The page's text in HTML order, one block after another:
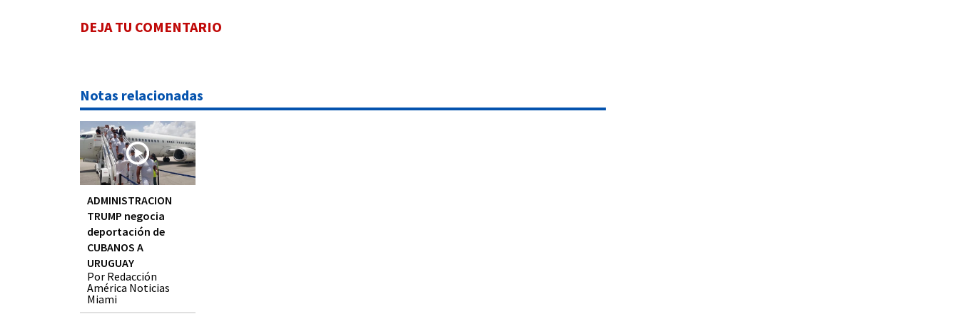
DEJA TU COMENTARIO
Notas relacionadas
ADMINISTRACION
TRUMP negocia
deportación de
CUBANOS A
URUGUAY
Por Redacción
América Noticias
Miami